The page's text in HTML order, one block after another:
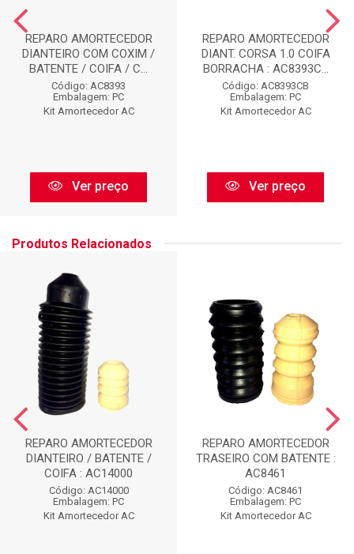
REPARO AMORTECEDOR
DIANTEIRO COM COXIM /
BATENTE / COIFA / C...
Código: AC8393
Embalagem: PC
Kit Amortecedor AC
Ver preço
REPARO AMORTECEDOR
DIANT. CORSA 1.0 COIFA
BORRACHA : AC8393C...
Código: AC8393CB
Embalagem: PC
Kit Amortecedor AC
Ver preço
Produtos Relacionados
REPARO AMORTECEDOR
DIANTEIRO / BATENTE /
COIFA : AC14000
Código: AC14000
Embalagem: PC
Kit Amortecedor AC
REPARO AMORTECEDOR
TRASEIRO COM BATENTE :
AC8461
Código: AC8461
Embalagem: PC
Kit Amortecedor AC